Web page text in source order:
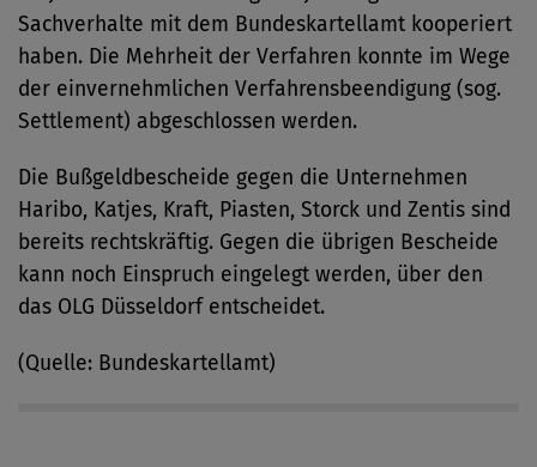
Sachverhalte mit dem Bundeskartellamt kooperiert
haben. Die Mehrheit der Verfahren konnte im Wege
der einvernehmlichen Verfahrensbeendigung (sog.
Settlement) abgeschlossen werden.
Die Bußgeldbescheide gegen die Unternehmen
Haribo, Katjes, Kraft, Piasten, Storck und Zentis sind
bereits rechtskräftig. Gegen die übrigen Bescheide
kann noch Einspruch eingelegt werden, über den
das OLG Düsseldorf entscheidet.
(Quelle: Bundeskartellamt)